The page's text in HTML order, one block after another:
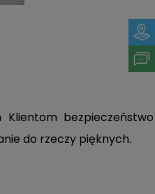
bezpieczeństwo
do rzeczy pięknych.